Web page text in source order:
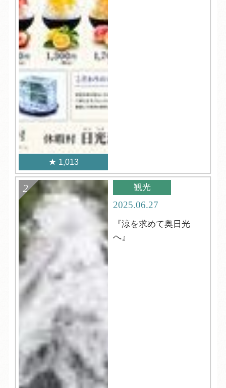
1,013
観光
2025.06.27
『涼を求めて奥日光
へ』